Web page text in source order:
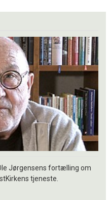
Jørgensens fortælling om
tjeneste.